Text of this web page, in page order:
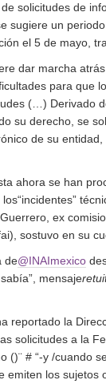
solicitudes de
sugiere un
el 5 de mayo,
dar marcha
para que
(…) Derivado
su derecho, se
de su
ahora se han
los incidentes
ex
sostuvo en su
de@INAImexico
mensaje
reportado la
solicitudes a la
()¨ # “-y /cuando
emiten los sujetos